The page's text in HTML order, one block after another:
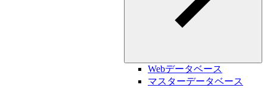
Webデータベース
マスターデータベース